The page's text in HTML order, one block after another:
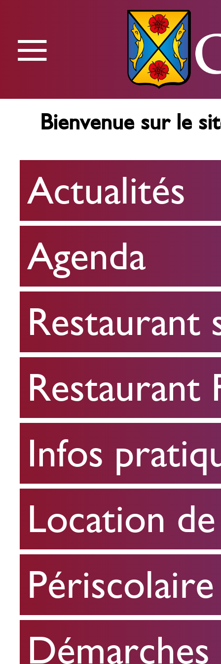
Menu
Actualités
Agenda
Restaurant
scolaire
Restaurant
FPA
Infos
pratiques
Location
de
salle
Périscolaire
≡
Bienvenue sur le
Actualités
Agenda
Restaurant
Restaurant
Infos
Location
Périscolaire